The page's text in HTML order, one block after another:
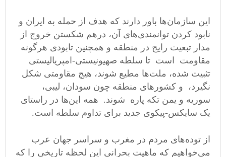
این سازمان‌ها باور دارند که هدف از حمله به ایران و
نابود کردن توانمندی‌های آن، درهم شکستن خروج از
مدار تبعیت رایج در منطقه و همچنین تابودی هرگونه
مقاومت است تا سلطه صهیونیستی-امپریالیستی
تثبیت شده، ملت‌ها مطیع شوند، هیچ مقاومتی‌ شکل
نگیرد، و کشورهای منطقه چون سودان، لیبی،
سوریه و یمن تکه‌ پاره شوند. همه این‌ها در راستای
یک سایکس-پیکوی جدید برای تداوم سلطه است.
از توده‌های مردم در مغرب و سراسر جهان عرب
می‌خواهیم که ماهیت بحرانی این لحظه تاریخی را که